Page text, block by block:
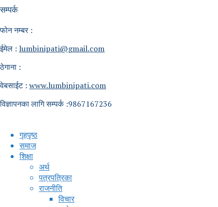
सम्पर्क
फोन नम्बर :
ईमेल : lumbinipati@gmail.com
ठेगाना :
वेबसाईट : www.lumbinipati.com
विज्ञापनका लागि सम्पर्क :9867167236
गृहपृष्ठ
समाज
शिक्षा
अर्थ
पत्रपत्रिका
राजनीति
विचार